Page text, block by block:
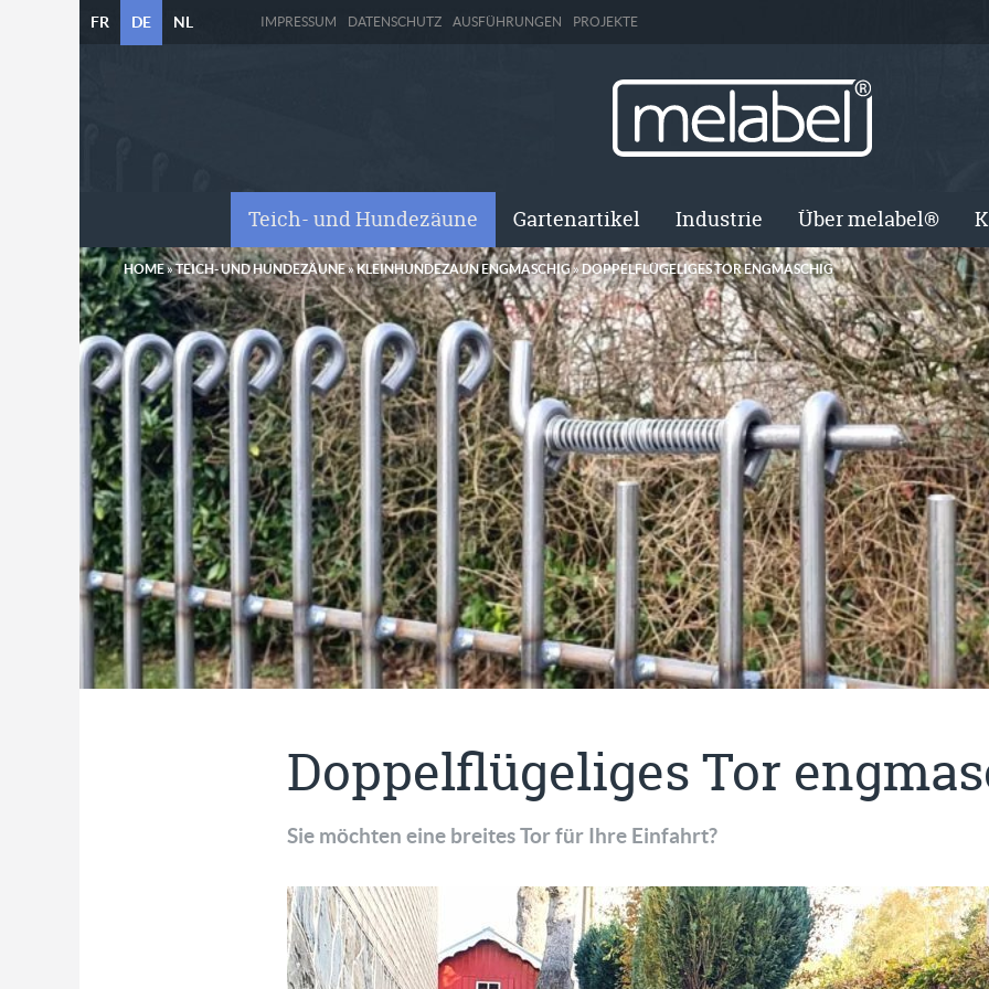
FR DE NL IMPRESSUM DATENSCHUTZ AUSFÜHRUNGEN PROJEKTE
Teich- und Hundezäune Gartenartikel Industrie Über melabel®
HOME»TEICH- UND HUNDEZÄUNE»KLEINHUNDEZAUN ENGMASCHIG» DOPPELFLÜGELIGES TOR ENGMASCHIG
Doppelflügeliges Tor
Sie möchten eine breites Tor für Ihre Einfahrt?